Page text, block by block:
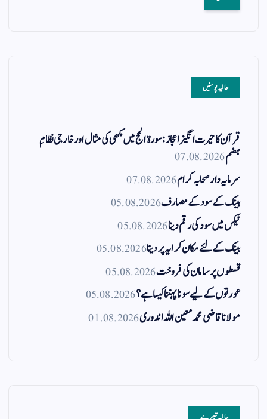
حالیہ پوسٹیں
قرآن کا حیرت انگیز اعجاز: سورۃ الحج میں مکھی کی مثال اور خارجی نظامِ
ہضم07.08.2026
سرمایہ دار صحابہ کرام07.08.2026
بینک کے سود کے مصارف05.08.2026
ٹیکس میں سود کی رقم دینا05.08.2026
بینک کے لئے مکان کرایہ پر دینا05.08.2026
قسطوں پر سامان کی فروخت05.08.2026
عورتوں کے لیے سونا پہننا کیسا ہے؟05.08.2026
مولانا قاضی محمد معین اللہ اندوری01.08.2026